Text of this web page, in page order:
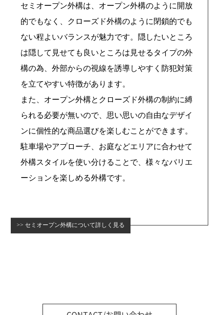
セミオープン外構は、オープン外構のように開放
的でもなく、クローズド外構のように閉鎖的でも
ない程よいバランスが魅力です。隠したいところ
は隠して見せても良いところは見せるタイプの外
構の為、外部からの視線を誘導しやすく防犯対策
を立てやすい特徴があります。
また、オープン外構とクローズド外構の制約に縛
られる必要が無いので、思い思いの自由なデザイ
ンに個性的な商品選びを楽しむことができます。
駐車場やアプローチ、お庭などエリアに合わせて
外構スタイルを使い分けることで、様々なバリエ
ーションを楽しめる外構です。
セミオープン外構について詳しく見る